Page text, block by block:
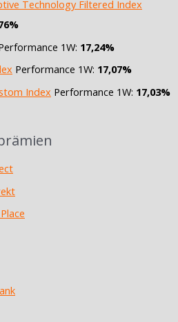
Technology Filtered Index
1W: 17,24%
Performance 1W: 17,07%
Index Performance 1W: 17,03%